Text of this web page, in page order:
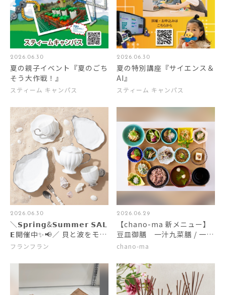
2026.06.30
夏の親子イベント『夏のごち
そう大作戦！』
スティーム キャンパス
2026.06.30
夏の特別講座『サイエンス＆
AI』
スティーム キャンパス
2026.06.30
＼𝗦𝗽𝗿𝗶𝗻𝗴&𝗦𝘂𝗺𝗺𝗲𝗿 𝗦𝗔𝗟
𝗘開催中✨📢／ 貝と波をモチ
ーフにしたテーブルウェアの
フランフラン
2026.06.29
【chano-ma 新メニュー】
豆皿御膳 一汁九菜膳 / 一汁
十二菜膳
chano-ma